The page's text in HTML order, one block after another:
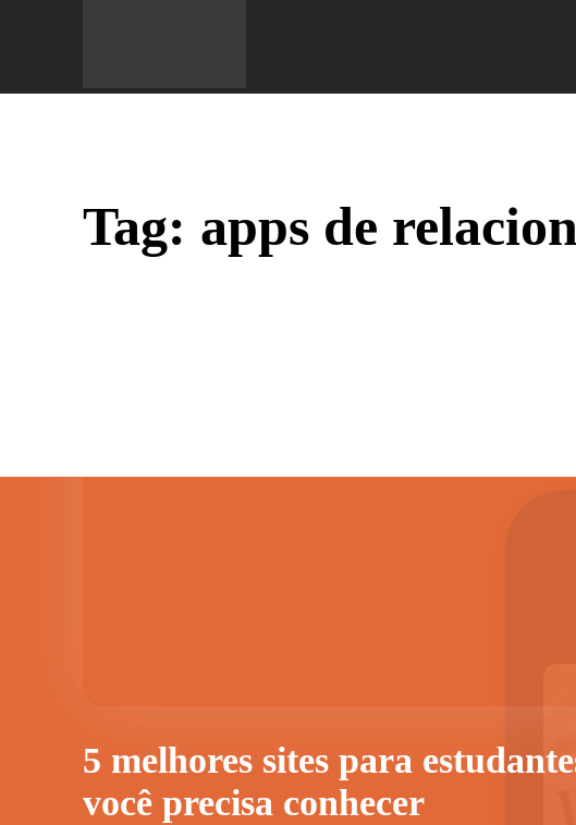
Tag: apps de
5 melhores sites para
você precisa conhecer